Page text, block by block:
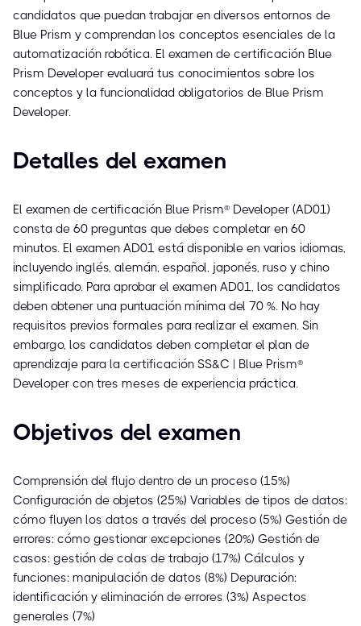
candidatos que puedan trabajar en diversos entornos de
Blue Prism y comprendan los conceptos esenciales de la
automatización robótica. El examen de certificación Blue
Prism Developer evaluará tus conocimientos sobre los
conceptos y la funcionalidad obligatorios de Blue Prism
Developer.
Detalles del examen
El examen de certificación Blue Prism® Developer (AD01)
consta de 60 preguntas que debes completar en 60
minutos. El examen AD01 está disponible en varios idiomas,
incluyendo inglés, alemán, español, japonés, ruso y chino
simplificado. Para aprobar el examen AD01, los candidatos
deben obtener una puntuación mínima del 70 %. No hay
requisitos previos formales para realizar el examen. Sin
embargo, los candidatos deben completar el plan de
aprendizaje para la certificación SS&C | Blue Prism®
Developer con tres meses de experiencia práctica.
Objetivos del examen
Comprensión del flujo dentro de un proceso (15%)
Configuración de objetos (25%) Variables de tipos de datos:
cómo fluyen los datos a través del proceso (5%) Gestión de
errores: cómo gestionar excepciones (20%) Gestión de
casos: gestión de colas de trabajo (17%) Cálculos y
funciones: manipulación de datos (8%) Depuración:
identificación y eliminación de errores (3%) Aspectos
generales (7%)